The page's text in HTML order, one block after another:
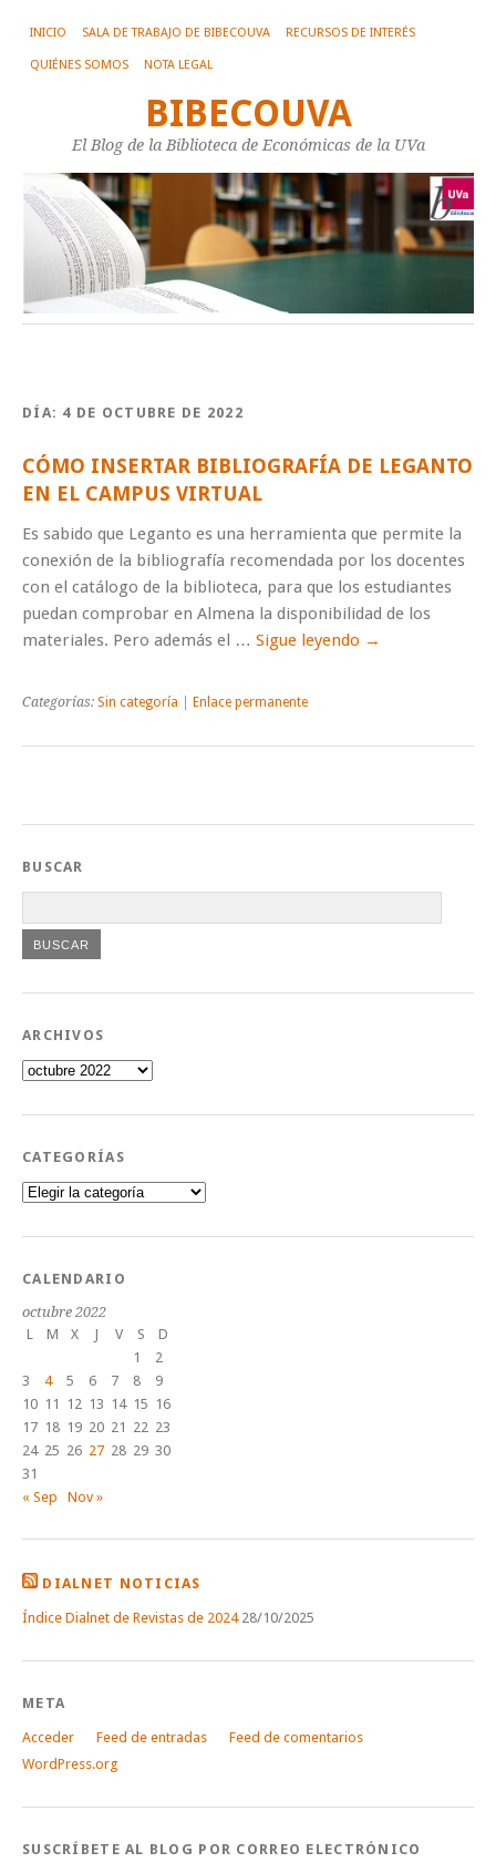
INICIO SALA DE TRABAJO DE BIBECOUVA RECURSOS DE INTERÉS
QUIÉNES SOMOS NOTA LEGAL
BIBECOUVA
El Blog de la Biblioteca de Económicas de la UVa
DÍA: 4 DE OCTUBRE DE 2022
CÓMO INSERTAR BIBLIOGRAFÍA DE LEGANTO
EN EL CAMPUS VIRTUAL
Es sabido que Leganto es una herramienta que permite la
conexión de la bibliografía recomendada por los docentes
con el catálogo de la biblioteca, para que los estudiantes
puedan comprobar en Almena la disponibilidad de los
materiales. Pero además el … Sigue leyendo →
Categorías: Sin categoría Enlace permanente
BUSCAR
ARCHIVOS
Archivos
CATEGORÍAS
Categorías
CALENDARIO
octubre 2022
L
M X J V S
D
1
2
3
4 5 6 7 8
9
10 11 12 13 14 15 16
17 18 19 20 21 22 23
24 25 26 27 28 29 30
31
« Sep
Nov »
DIALNET NOTICIAS
Índice Dialnet de Revistas de 2024 28/10/2025
META
Acceder Feed de entradas
Feed de comentarios
WordPress.org
SUSCRÍBETE AL BLOG POR CORREO ELECTRÓNICO